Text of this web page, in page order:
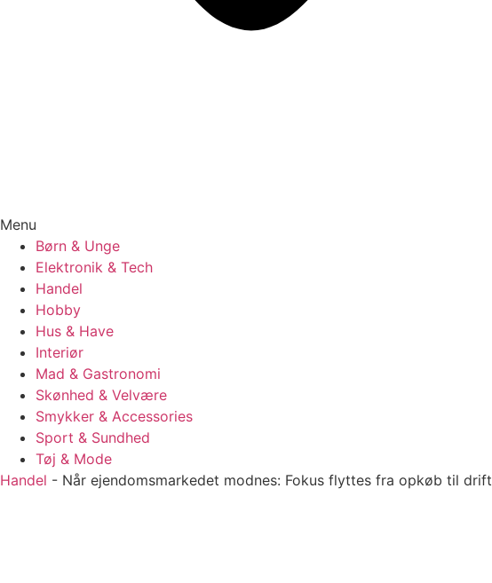
Menu
Børn & Unge
Elektronik & Tech
Handel
Hobby
Hus & Have
Interiør
Mad & Gastronomi
Skønhed & Velvære
Smykker & Accessories
Sport & Sundhed
Tøj & Mode
Handel - Når ejendomsmarkedet modnes: Fokus flyttes fra opkøb til drift